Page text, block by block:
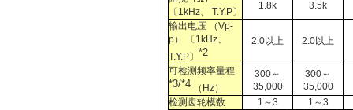
〔1kHz、 T.Y.P〕
1.8k
3.5k
输出电压 （Vp-
p） 〔1kHz、
T.Y.P〕 *2
2.0以上 2.0以上
可检测频率量程
*3/*4 （Hz）
300～
35,000
300～
35,000
检测齿轮模数
1～3
1～3